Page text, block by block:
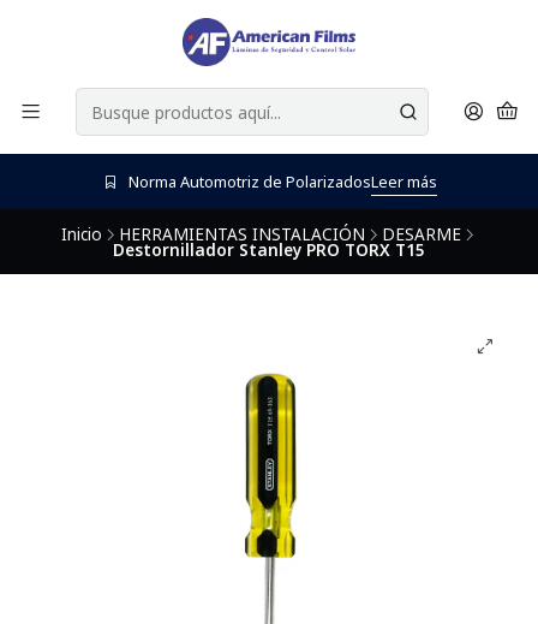
Norma Automotriz de PolarizadosLeer más
Inicio HERRAMIENTAS INSTALACIÓN DESARME
Destornillador Stanley PRO TORX T15